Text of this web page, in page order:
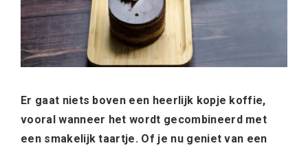
Er gaat niets boven een heerlijk kopje koffie,
vooral wanneer het wordt gecombineerd met
een smakelijk taartje. Of je nu geniet van een